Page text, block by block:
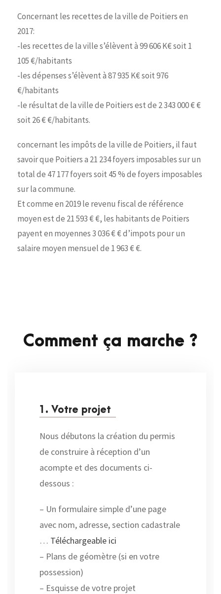
Concernant les recettes de la ville de Poitiers en
2017:
-les recettes de la ville s’élèvent à 99 606 K€ soit 1
105 €/habitants
-les dépenses s’élèvent à 87 935 K€ soit 976
€/habitants
-le résultat de la ville de Poitiers est de 2 343 000 € €
soit 26 € €/habitants.
concernant les impôts de la ville de Poitiers, il faut
savoir que Poitiers a 21 234 foyers imposables sur un
total de 47 177 foyers soit 45 % de foyers imposables
sur la commune.
Et comme en 2019 le revenu fiscal de référence
moyen est de 21 593 € €, les habitants de Poitiers
payent en moyennes 3 036 € € d’impots pour un
salaire moyen mensuel de 1 963 € €.
Comment ça marche ?
1. Votre projet
Nous débutons la création du permis
de construire à réception d’un
acompte et des documents ci-
dessous :
– Un formulaire simple d’une page
avec nom, adresse, section cadastrale
… Téléchargeable ici
– Plans de géomètre (si en votre
possession)
– Esquisse de votre projet